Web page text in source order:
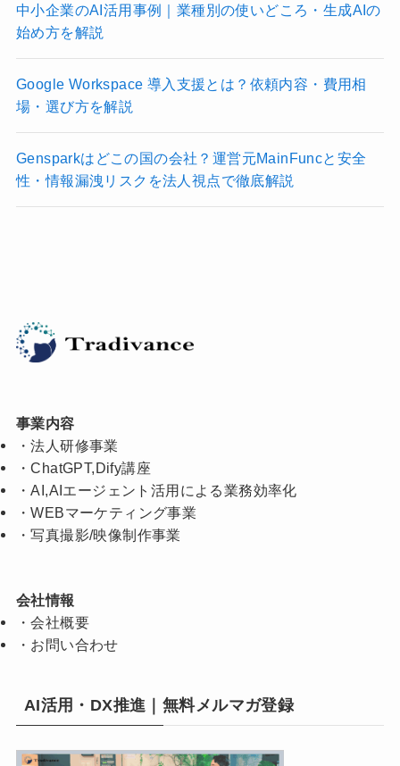
中小企業のAI活用事例｜業種別の使いどころ・生成AIの
始め方を解説
Google Workspace 導入支援とは？依頼内容・費用相
場・選び方を解説
Gensparkはどこの国の会社？運営元MainFuncと安全
性・情報漏洩リスクを法人視点で徹底解説
事業内容
・法人研修事業
・ChatGPT,Dify講座
・ AI,AIエージェント活用による業務効率化
・WEBマーケティング事業
・写真撮影/映像制作事業
会社情報
・会社概要
・ お問い合わせ
AI活用・DX推進｜無料メルマガ登録